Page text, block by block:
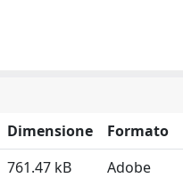
Dimensione
Formato
761.47 kB
Adobe